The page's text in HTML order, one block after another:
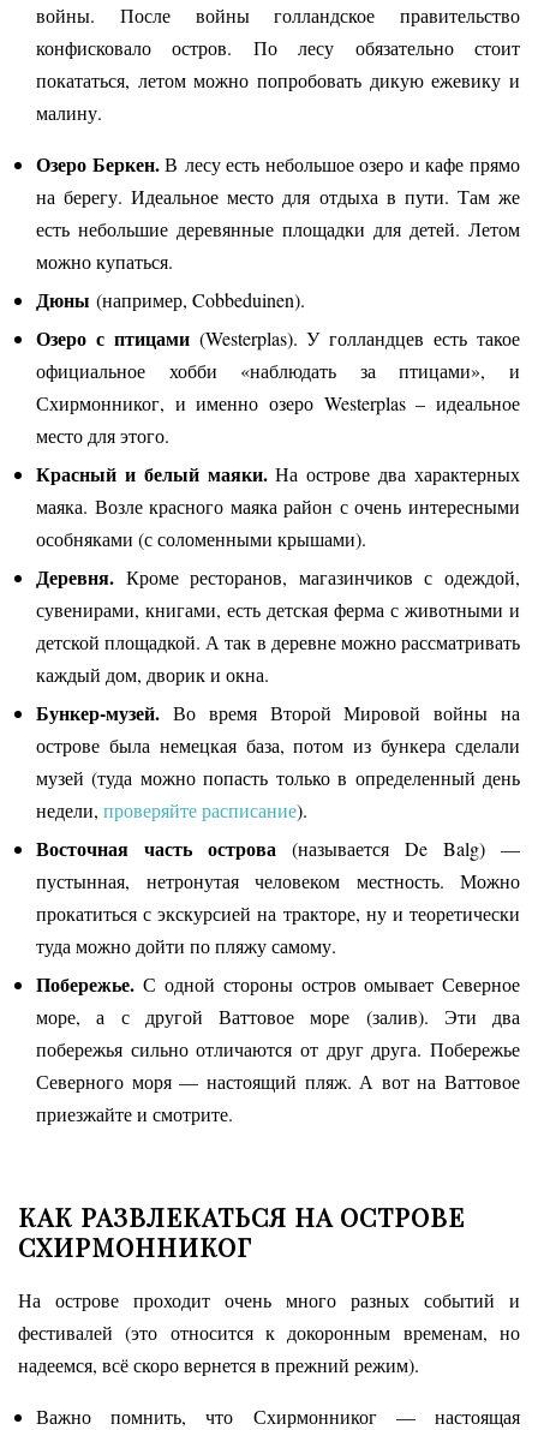
войны. После войны голландское правительство
конфисковало остров. По лесу обязательно стоит
покататься, летом можно попробовать дикую ежевику и
малину.
Озеро Беркен.В лесу есть небольшое озеро и кафе прямо
на берегу. Идеальное место для отдыха в пути. Там же
есть небольшие деревянные площадки для детей. Летом
можно купаться.
Дюны (например, Cobbeduinen).
Озеро с птицами(Westerplas). У голландцев есть такое
официальное хобби «наблюдать за птицами», и
Схирмонниког, и именно озеро Westerplas – идеальное
место для этого.
Красный и белый маяки.На острове два характерных
маяка. Возле красного маяка район с очень интересными
особняками (с соломенными крышами).
Деревня. Кроме ресторанов, магазинчиков с одеждой,
сувенирами, книгами, есть детская ферма с животными и
детской площадкой. А так в деревне можно рассматривать
каждый дом, дворик и окна.
Бункер-музей. Во время Второй Мировой войны на
острове была немецкая база, потом из бункера сделали
музей (туда можно попасть только в определенный день
недели, проверяйте расписание).
Восточная часть острова (называется De Balg) —
пустынная, нетронутая человеком местность. Можно
прокатиться с экскурсией на тракторе, ну и теоретически
туда можно дойти по пляжу самому.
Побережье. С одной стороны остров омывает Северное
море, а с другой Ваттовое море (залив). Эти два
побережья сильно отличаются от друг друга. Побережье
Северного моря — настоящий пляж. А вот на Ваттовое
приезжайте и смотрите.
КАК РАЗВЛЕКАТЬСЯ НА ОСТРОВЕ
СХИРМОННИКОГ
На острове проходит очень много разных событий и
фестивалей (это относится к докоронным временам, но
надеемся, всё скоро вернется в прежний режим).
Важно помнить, что Схирмонниког — настоящая